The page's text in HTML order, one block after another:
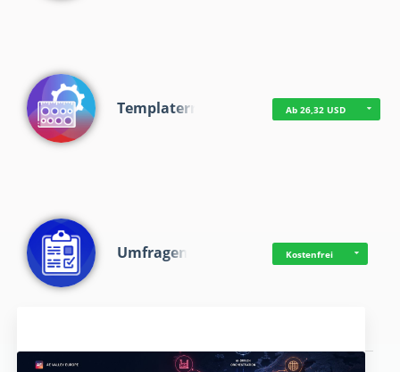
Templaterr Ab 26,32 USD
Umfragen Kostenfrei